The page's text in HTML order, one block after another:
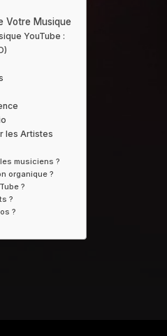
Votre Musique
YouTube :
les Artistes
musiciens ?
organique ?
?
?
?